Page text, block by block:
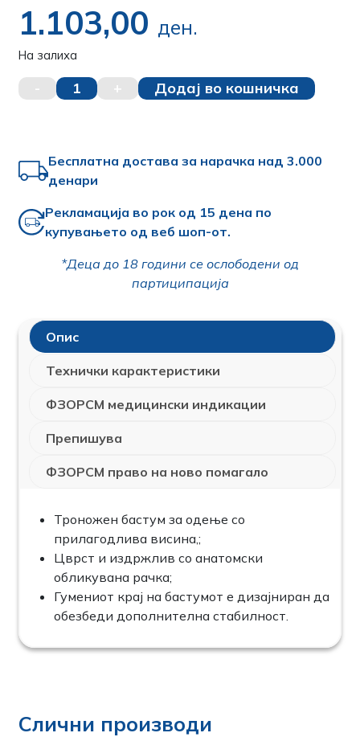
1.103,00 ден.
На залиха
- 1 + Додај во кошничка
Бесплатна достава за нарачка над 3.000
денари
Рекламација во рок од 15 дена по
купувањето од веб шоп-от.
*Деца до 18 години се ослободени од
партиципација
Опис
Технички карактеристики
ФЗОРСМ медицински индикации
Препишува
ФЗОРСМ право на ново помагало
Троножен бастум за одење со
прилагодлива висина,;
Цврст и издржлив со анатомски
обликувана рачка;
Гумениот крај на бастумот е дизајниран да
обезбеди дополнителна стабилност.
Слични производи